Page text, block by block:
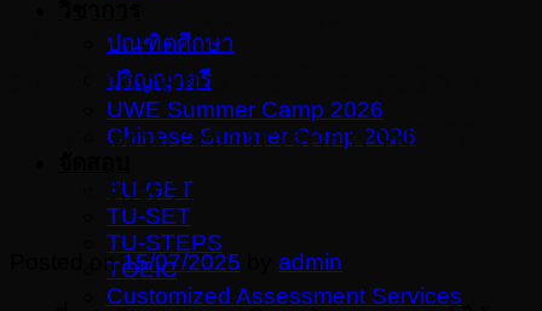
บัณฑิตศึกษา
ปริญญาตรี
UWE Summer Camp 2026
Chinese Summer Camp 2026
TU-GET
TU-SET
TU-STEPS
TOEIC
Customized Assessment Services
สัมภาษณ์ การรับสมัครพนักงาน
มหาวิทยาลัย สายสนับสนุนวิชาการ
ตำแหน่งนักวิชาการศึกษาปฏิบัติ
การ ครั้งที่ 2/2568
Posted on15/07/2025 admin